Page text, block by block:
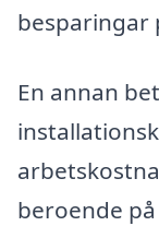
besparingar
En annan
beroende